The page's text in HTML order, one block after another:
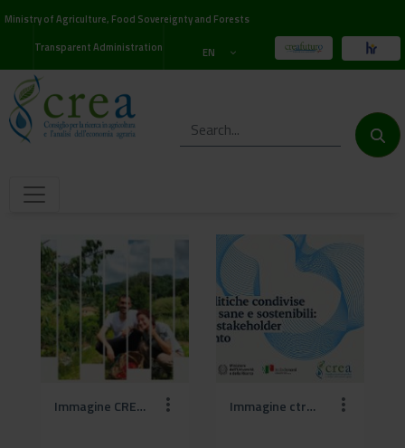
Ministry of Agriculture, Food Sovereignty and Forests
Transparent Administration
EN
Immagine CREA.jpg Immagine ctrea (1).jpg